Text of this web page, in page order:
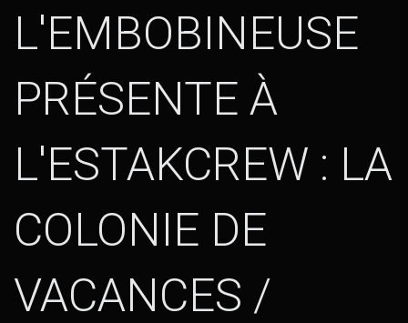
L'EMBOBINEUSE
PRÉSENTE À
L'ESTAKCREW : LA
COLONIE DE
VACANCES /